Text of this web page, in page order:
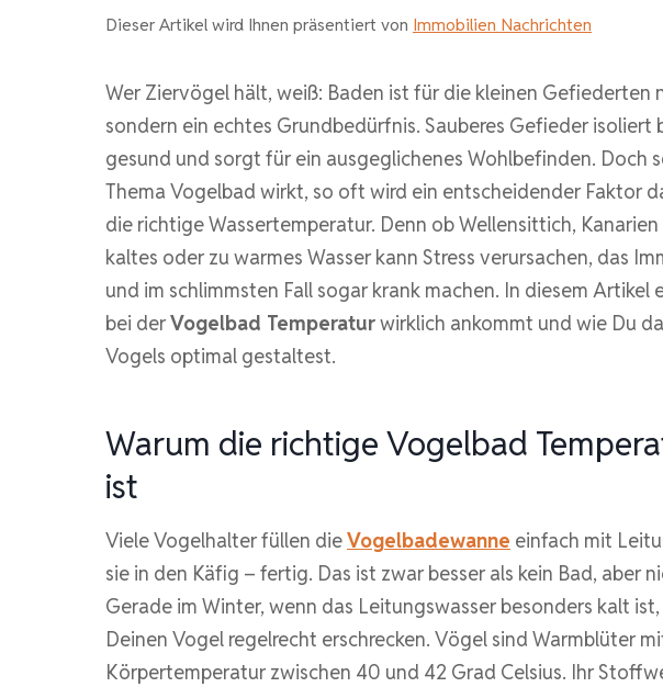
Dieser Artikel wird Ihnen präsentiert von Immobilien Nachrichten
Wer Ziervögel hält, weiß: Baden ist für die kleinen Gefiederten
sondern ein echtes Grundbedürfnis. Sauberes Gefieder isoliert
gesund und sorgt für ein ausgeglichenes Wohlbefinden. Doch
Thema Vogelbad wirkt, so oft wird ein entscheidender Faktor
die richtige Wassertemperatur. Denn ob Wellensittich,
kaltes oder zu warmes Wasser kann Stress verursachen, das
und im schlimmsten Fall sogar krank machen. In diesem Artikel
bei derVogelbad Temperaturwirklich ankommt und wie Du
Vogels optimal gestaltest.
Warum die richtige Vogelbad
ist
Viele Vogelhalter füllen dieVogelbadewanne einfach mit
sie in den Käfig – fertig. Das ist zwar besser als kein Bad, aber
Gerade im Winter, wenn das Leitungswasser besonders kalt
Deinen Vogel regelrecht erschrecken. Vögel sind Warmblüter
Körpertemperatur zwischen 40 und 42 Grad Celsius. Ihr